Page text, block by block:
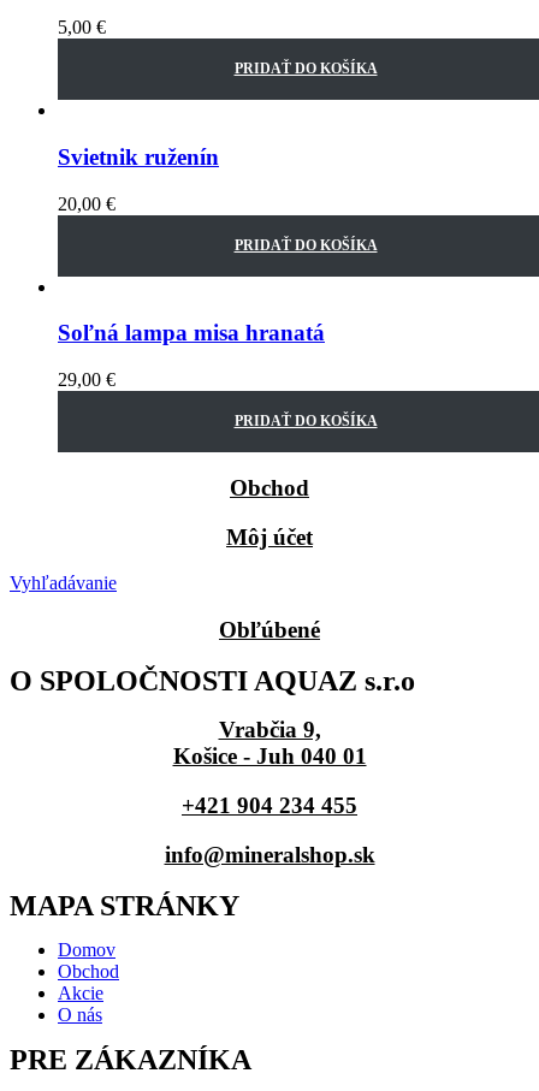
5,00 €
PRIDAŤ DO KOŠÍKA
Svietnik ruženín
20,00 €
PRIDAŤ DO KOŠÍKA
Soľná lampa misa hranatá
29,00 €
PRIDAŤ DO KOŠÍKA
Obchod
Môj účet
Vyhľadávanie
Obľúbené
O SPOLOČNOSTI AQUAZ s.r.o
Vrabčia 9,
Košice - Juh 040 01
+421 904 234 455
info@mineralshop.sk
MAPA STRÁNKY
Domov
Obchod
Akcie
O nás
PRE ZÁKAZNÍKA